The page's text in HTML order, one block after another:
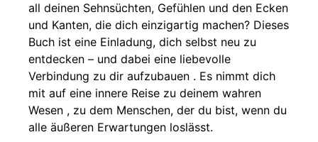
all deinen Sehnsüchten, Gefühlen und den Ecken
und Kanten, die dich einzigartig machen? Dieses
Buch ist eine Einladung, dich selbst neu zu
entdecken – und dabei eine liebevolle
Verbindung zu dir aufzubauen . Es nimmt dich
mit auf eine innere Reise zu deinem wahren
Wesen , zu dem Menschen, der du bist, wenn du
alle äußeren Erwartungen loslässt.